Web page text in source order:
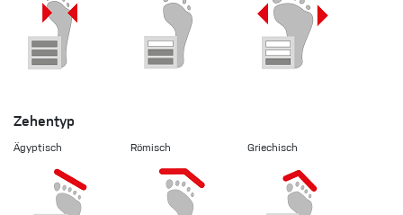
Zehentyp
Ägyptisch Römisch Griechisch